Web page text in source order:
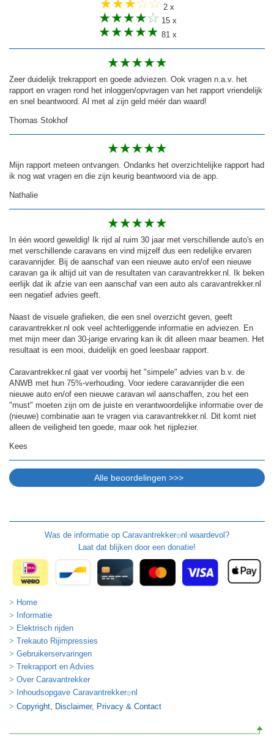
2 x
15 x
81 x
Zeer duidelijk trekrapport en goede adviezen. Ook vragen n.a.v. het
rapport en vragen rond het inloggen/opvragen van het rapport vriendelijk
en snel beantwoord. Al met al zijn geld méér dan waard!
Thomas Stokhof
Mijn rapport meteen ontvangen. Ondanks het overzichtelijke rapport had
ik nog wat vragen en die zijn keurig beantwoord via de app.
Nathalie
In één woord geweldig! Ik rijd al ruim 30 jaar met verschillende auto's en
met verschillende caravans en vind mijzelf dus een redelijke ervaren
caravanrijder. Bij de aanschaf van een nieuwe auto en/of een nieuwe
caravan ga ik altijd uit van de resultaten van caravantrekker.nl. Ik beken
eerlijk dat ik afzie van een aanschaf van een auto als caravantrekker.nl
een negatief advies geeft.
Naast de visuele grafieken, die een snel overzicht geven, geeft
caravantrekker.nl ook veel achterliggende informatie en adviezen. En
met mijn meer dan 30-jarige ervaring kan ik dit alleen maar beamen. Het
resultaat is een mooi, duidelijk en goed leesbaar rapport.
Caravantrekker.nl gaat ver voorbij het "simpele" advies van b.v. de
ANWB met hun 75%-verhouding. Voor iedere caravanrijder die een
nieuwe auto en/of een nieuwe caravan wil aanschaffen, zou het een
"must" moeten zijn om de juiste en verantwoordelijke informatie over de
(nieuwe) combinatie aan te vragen via caravantrekker.nl. Dit komt niet
alleen de veiligheid ten goede, maar ook het rijplezier.
Kees
Was de informatie op Caravantrekker🙂nl waardevol?
Laat dat blijken door een donatie!
Home
Informatie
Elektrisch rijden
Trekauto Rijimpressies
Gebruikerservaringen
Trekrapport en Advies
Over Caravantrekker
Inhoudsopgave Caravantrekker🙂nl
Copyright, Disclaimer, Privacy & Contact